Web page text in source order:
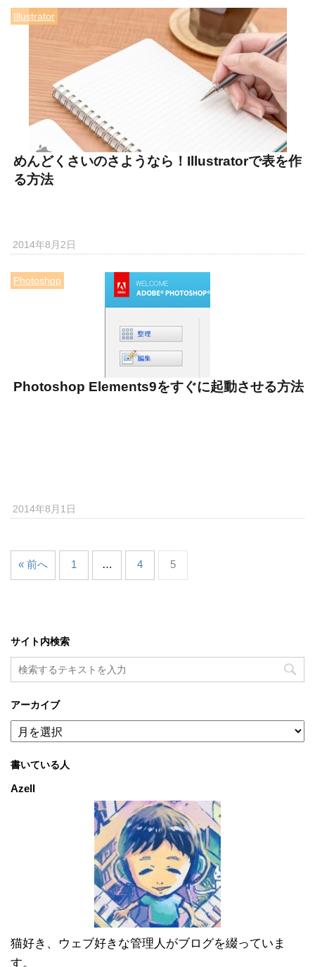
Illustrator
めんどくさいのさようなら！Illustratorで表を作
る方法
2014年8月2日
Photoshop
Photoshop Elements9をすぐに起動させる方法
2014年8月1日
« 前へ 1 … 4 5
サイト内検索
アーカイブ
ア
ー
イ
ブ
書いている人
Azell
猫好き、ウェブ好きな管理人がブログを綴っていま
す。